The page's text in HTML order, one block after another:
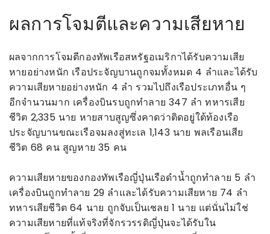
ผลการโจมตีและความเสียหาย
ผลจากการโจมตีกองทัพเรือสหรัฐอเมริกาได้รับความเสีย
หายอย่างหนัก เรือประจัญบานถูกจมทั้งหมด 4 ลำและได้รับ
ความเสียหายอย่างหนัก 4 ลำ รวมไปถึงเรือประเภทอื่น ๆ
อีกจำนวนมาก เครื่องบินรบถูกทำลาย 347 ลำ ทหารเสีย
ชีวิต 2,335 นาย หายสาบสูญซึ่งคาดว่าติดอยู่ใต้ท้องเรือ
ประจัญบานขณะเรือจมลงสู่ทะเล 1,143 นาย พลเรือนเสีย
ชีวิต 68 คน สูญหาย 35 คน
ความเสียหายของกองทัพเรือญี่ปุ่นเรือดำน้ำถูกทำลาย 5 ลำ
เครื่องบินถูกทำลาย 29 ลำและได้รับความเสียหาย 74 ลำ
ทหารเสียชีวิต 64 นาย ถูกจับเป็นเชลย 1 นาย แต่นั่นไม่ใช่
ความเสียหายที่แท้จริงที่จักรวรรดิญี่ปุ่นจะได้รับใน